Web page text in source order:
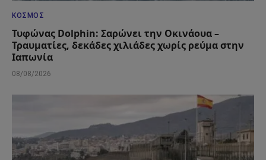
ΚΌΣΜΟΣ
Τυφώνας Dolphin: Σαρώνει την Οκινάουα –
Τραυματίες, δεκάδες χιλιάδες χωρίς ρεύμα στην
Ιαπωνία
08/08/2026